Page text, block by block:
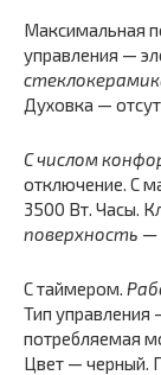
Максимальная
управления —
Духовка —
С числом
отключение. С
3500 Вт. Часы.
поверхность
С таймером.
Тип управления
потребляемая
Цвет — черный.